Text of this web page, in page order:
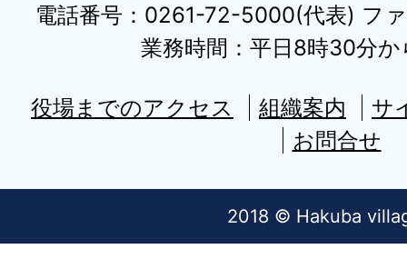
電話番号：0261-72-5000(代表) フ
業務時間：平日8時30分か
役場までのアクセス 組織案内
サ
お問合せ
2018 © Hakuba